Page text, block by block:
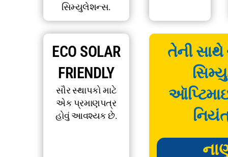
સિમ્યુલેશન્સ.
ECO SOLAR
FRIENDLY
સૌર સ્થાપકો માટે
એક પ્રમાણપત્ર
હોવું આવશ્યક છે.
તેની સાથે